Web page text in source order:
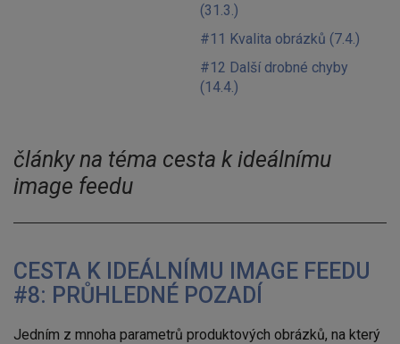
(31.3.)
#11 Kvalita obrázků (7.4.)
#12 Další drobné chyby
(14.4.)
články na téma cesta k ideálnímu
image feedu
CESTA K IDEÁLNÍMU IMAGE FEEDU
#8: PRŮHLEDNÉ POZADÍ
Jedním z mnoha parametrů produktových obrázků, na který